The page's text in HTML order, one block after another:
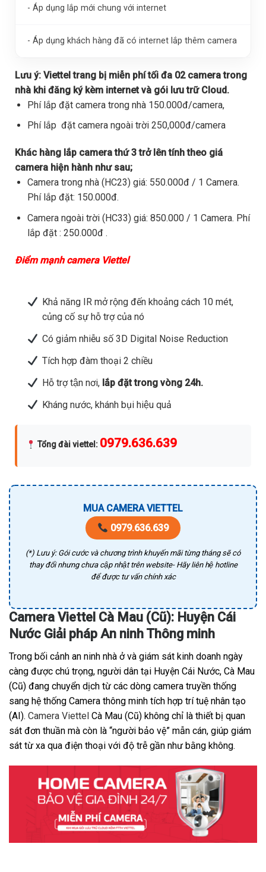
- Áp dụng lắp mới chung với internet
- Áp dụng khách hàng đã có internet lắp thêm camera
Lưu ý: Viettel trang bị miễn phí tối đa 02 camera trong
nhà khi đăng ký kèm internet và gói lưu trữ Cloud.
Phí lắp đặt camera trong nhà 150.000đ/camera,
Phí lắp đặt camera ngoài trời 250,000đ/camera
Khác hàng lắp camera thứ 3 trở lên tính theo giá
camera hiện hành như sau;
Camera trong nhà (HC23) giá: 550.000đ / 1 Camera.
Phí lắp đặt: 150.000đ.
Camera ngoài trời (HC33) giá: 850.000 / 1 Camera. Phí
lắp đặt : 250.000đ .
Điểm mạnh camera Viettel
Khả năng IR mở rộng đến khoảng cách 10 mét,
củng cố sự hỗ trợ của nó
Có giảm nhiễu số 3D Digital Noise Reduction
Tích hợp đàm thoại 2 chiều
Hỗ trợ tận nơi,lắp đặt trong vòng 24h.
Kháng nước, khánh bụi hiệu quả
Tổng đài viettel : 0979.636.639
MUA CAMERA VIETTEL
0979.636.639
(*) Lưu ý: Gói cước và chương trình khuyến mãi từng tháng sẽ có
thay đổi nhưng chưa cập nhật trên website- Hãy liên hệ hotline
để được tư vấn chính xác
Camera Viettel Cà Mau (Cũ): Huyện Cái
Nước Giải pháp An ninh Thông minh
Trong bối cảnh an ninh nhà ở và giám sát kinh doanh ngày
càng được chú trọng, người dân tại Huyện Cái Nước, Cà Mau
(Cũ) đang chuyển dịch từ các dòng camera truyền thống
sang hệ thống Camera thông minh tích hợp trí tuệ nhân tạo
(AI). Camera Viettel Cà Mau (Cũ) không chỉ là thiết bị quan
sát đơn thuần mà còn là “người bảo vệ” mẫn cán, giúp giám
sát từ xa qua điện thoại với độ trễ gần như bằng không.